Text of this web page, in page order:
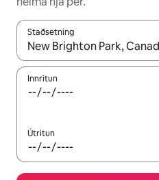
Staðsetning
Þegar niðurstöður liggja fyrir
Innritun
Útritun